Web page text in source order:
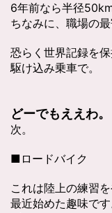
6年前なら半径
ちなみに、職場の
恐らく世界記録を
駆け込み乗車で。
どーでもええわ。
次。
■ロードバイク
これは陸上の練習を
最近始めた趣味です